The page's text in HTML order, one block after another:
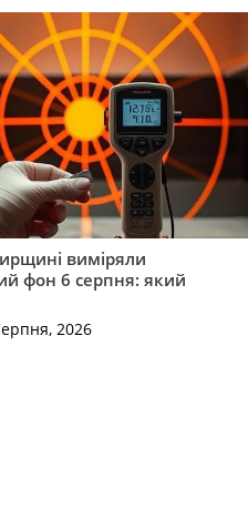
виміряли
фон 6 серпня: який
2026